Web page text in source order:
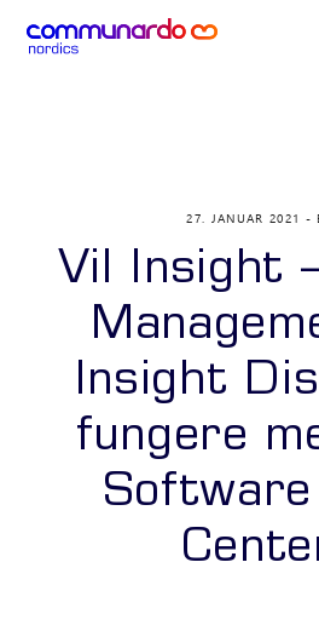
27. JANUAR 2021
Vil Insight
Insight
fungere